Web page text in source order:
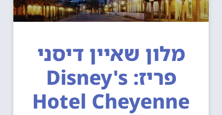
מלון שאיין דיסני
פריז: Disney's
Hotel Cheyenne